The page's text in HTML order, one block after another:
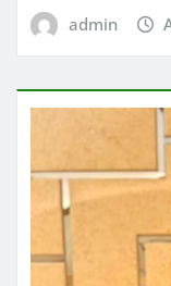
admin